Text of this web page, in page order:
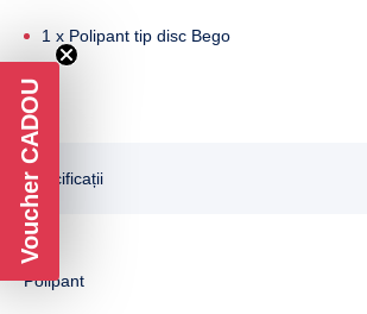
1 x Polipant tip disc Bego
Specificații
Tip
Polipant
Voucher CADOU